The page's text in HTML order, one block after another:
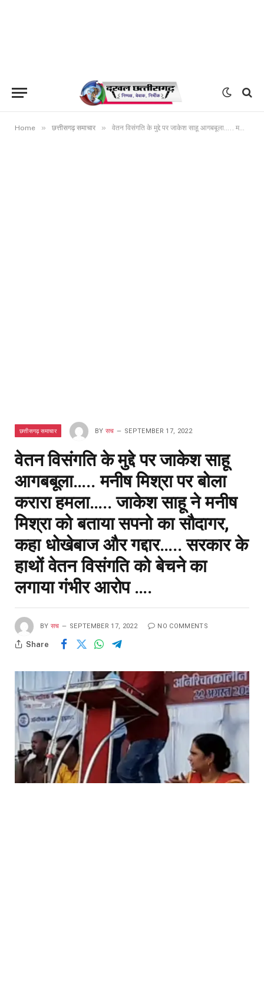
Home » छत्तीसगढ़ समाचार » वेतन विसंगति के मुद्दे पर जाकेश साहू आगबबूला….. मनीष मिश्रा पर बोला करारा हमला….. जाकेश साहू ने मनीष मिश्रा को बताया सपनो का सौदागर, कहा धोखेबाज और गद्दार….. सरकार के हाथों वेतन विसंगति को बेचने का लगाया गंभीर आरोप ….
छत्तीसगढ़ समाचार BY सच SEPTEMBER 17, 2022
वेतन विसंगति के मुद्दे पर जाकेश साहू
आगबबूला….. मनीष मिश्रा पर बोला
करारा हमला….. जाकेश साहू ने मनीष
मिश्रा को बताया सपनो का सौदागर,
कहा धोखेबाज और गद्दार….. सरकार के
हाथों वेतन विसंगति को बेचने का
लगाया गंभीर आरोप ….
BY सच SEPTEMBER 17, 2022 NO COMMENTS
Share